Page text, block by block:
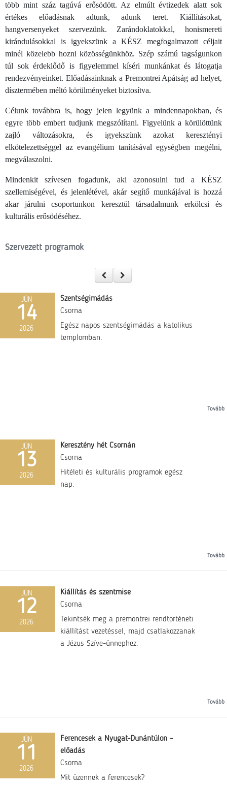
több mint száz tagúvá erősödött. Az elmúlt évtizedek alatt sok
értékes előadásnak adtunk, adunk teret. Kiállításokat,
hangversenyeket szervezünk. Zarándoklatokkal, honismereti
kirándulásokkal is igyekszünk a KÉSZ megfogalmazott céljait
minél közelebb hozni közösségünkhöz. Szép számú tagságunkon
túl sok érdeklődő is figyelemmel kíséri munkánkat és látogatja
rendezvényeinket. Előadásainknak a Premontrei Apátság ad helyet,
dísztermében méltó körülményeket biztosítva.
Célunk továbbra is, hogy jelen legyünk a mindennapokban, és
egyre több embert tudjunk megszólítani. Figyelünk a körülöttünk
zajló változásokra, és igyekszünk azokat keresztényi
elkötelezettséggel az evangélium tanításával egységben megélni,
megválaszolni.
Mindenkit szívesen fogadunk, aki azonosulni tud a KÉSZ
szellemiségével, és jelenlétével, akár segítő munkájával is hozzá
akar járulni csoportunkon keresztül társadalmunk erkölcsi és
kulturális erősödéséhez.
Szervezett programok
JÚN
14
2026
Szentségimádás
Csorna
Egész napos szentségimádás a katolikus
templomban.
Tovább
JÚN
13
2026
Keresztény hét Csornán
Csorna
Hitéleti és kulturális programok egész
nap.
Tovább
JÚN
12
2026
Kiállítás és szentmise
Csorna
Tekintsék meg a premontrei rendtörténeti
kiállítást vezetéssel, majd csatlakozzanak
a Jézus Szíve-ünnephez.
Tovább
JÚN
11
2026
Ferencesek a Nyugat-Dunántúlon -
előadás
Csorna
Mit üzennek a ferencesek?